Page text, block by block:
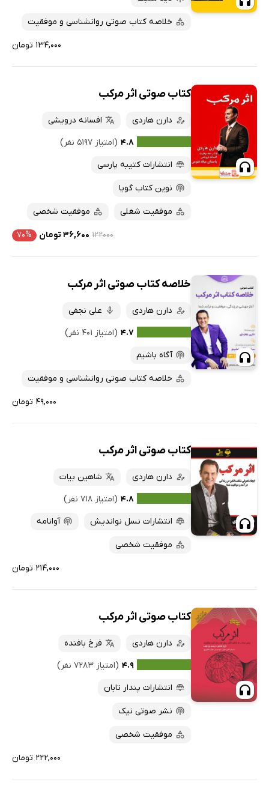
خلاصه کتاب صوتی روانشناسی و موفقیت
۱۳۴,۰۰۰ تومان
کتاب صوتی اثر مرکب
دارن هاردی
افسانه درویشی
۴.۸ (امتیاز ۵۱۹۷ نفر)
انتشارات کتیبه پارسی
نوین کتاب گویا
موفقیت شغلی موفقیت شخصی
۱۲۲۰۰۰ ۳۶,۶۰۰ تومان ۷۰%
خلاصه کتاب صوتی اثر مرکب
دارن هاردی
علی نجفی
۴.۷ (امتیاز ۴۰۱ نفر)
آگاه باشیم
خلاصه کتاب صوتی روانشناسی و موفقیت
۴۹,۰۰۰ تومان
کتاب صوتی اثر مرکب
دارن هاردی
شاهین بیات
۴.۸ (امتیاز ۷۱۸ نفر)
انتشارات نسل نواندیش
آوانامه
موفقیت شخصی
۲۱۴,۰۰۰ تومان
کتاب صوتی اثر مرکب
دارن هاردی
فرخ بافنده
۴.۹ (امتیاز ۷۲۸۳ نفر)
انتشارات پندار تابان
نشر صوتی نیک
موفقیت شخصی
۲۲۲,۰۰۰ تومان